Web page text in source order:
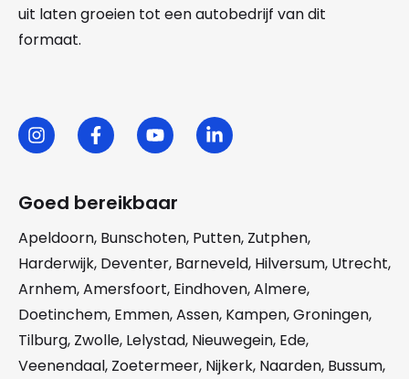
uit laten groeien tot een autobedrijf van dit
formaat.
Goed bereikbaar
Apeldoorn, Bunschoten, Putten, Zutphen,
Harderwijk, Deventer, Barneveld, Hilversum, Utrecht,
Arnhem,Amersfoort, Eindhoven,Almere,
Doetinchem, Emmen,Assen, Kampen,Groningen,
Tilburg, Zwolle, Lelystad, Nieuwegein, Ede,
Veenendaal, Zoetermeer, Nijkerk, Naarden, Bussum,